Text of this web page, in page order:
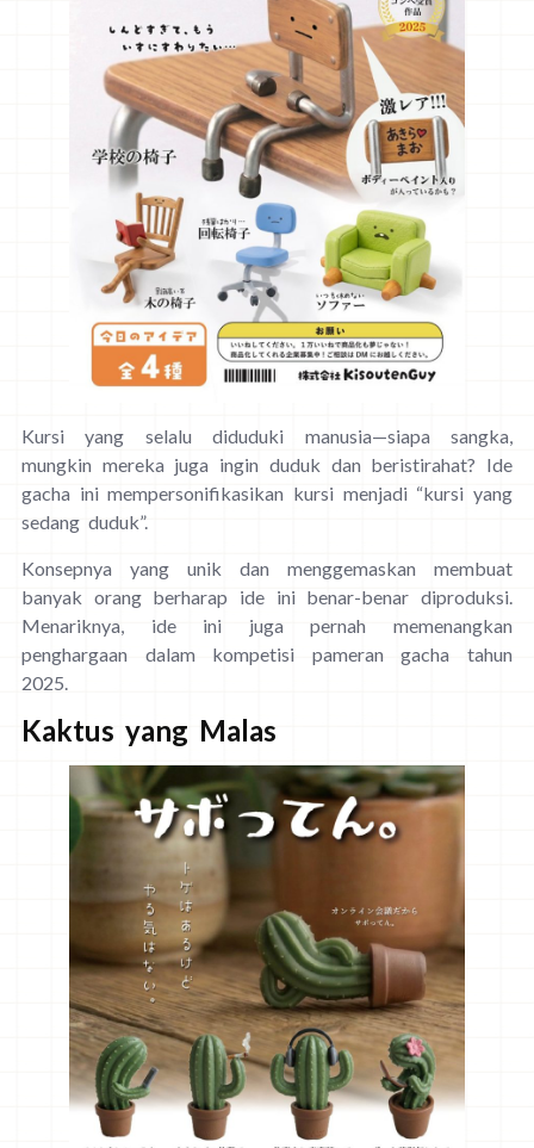
Kursi yang selalu diduduki manusia—siapa sangka,
mungkin mereka juga ingin duduk dan beristirahat? Ide
gacha ini mempersonifikasikan kursi menjadi “kursi yang
sedang duduk”.
Konsepnya yang unik dan menggemaskan membuat
banyak orang berharap ide ini benar-benar diproduksi.
Menariknya, ide ini juga pernah memenangkan
penghargaan dalam kompetisi pameran gacha tahun
2025.
Kaktus yang Malas